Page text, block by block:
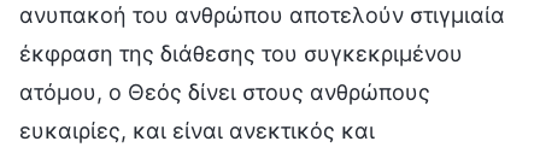
ανυπακοή του ανθρώπου αποτελούν στιγμιαία
έκφραση της διάθεσης του συγκεκριμένου
ατόμου, ο Θεός δίνει στους ανθρώπους
ευκαιρίες, και είναι ανεκτικός και